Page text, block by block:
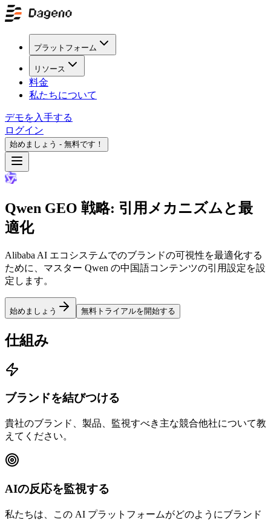
プラットフォーム
リソース
料金
私たちについて
デモを入手する
ログイン
始めましょう - 無料です！
Qwen GEO 戦略: 引用メカニズムと最
適化
Alibaba AI エコシステムでのブランドの可視性を最適化する
ために、マスター Qwen の中国語コンテンツの引用設定を設
定します。
始めましょう 無料トライアルを開始する
仕組み
ブランドを結びつける
貴社のブランド、製品、監視すべき主な競合他社について教
えてください。
AIの反応を監視する
私たちは、この AI プラットフォームがどのようにブランド